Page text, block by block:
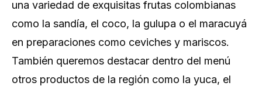
una variedad de exquisitas frutas colombianas
como la sandía, el coco, la gulupa o el maracuyá
en preparaciones como ceviches y mariscos.
También queremos destacar dentro del menú
otros productos de la región como la yuca, el